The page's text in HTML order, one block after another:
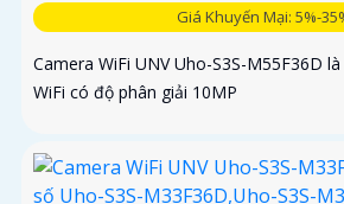
Giá Khuyến Mại: 5%-
Camera WiFi UNV Uho-S3S-M55F36D
WiFi có độ phân giải 10MP